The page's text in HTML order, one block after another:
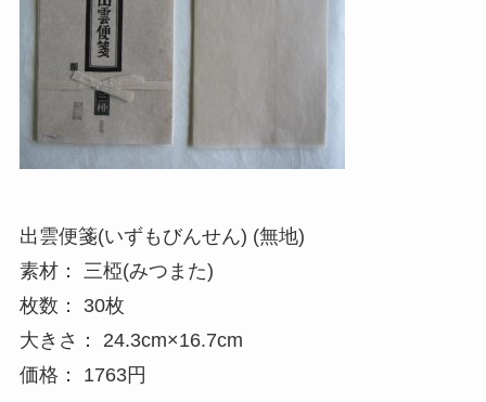
出雲便箋(いずもびんせん) (無地)
素材： 三椏(みつまた)
枚数： 30枚
大きさ： 24.3cm×16.7cm
価格： 1763円